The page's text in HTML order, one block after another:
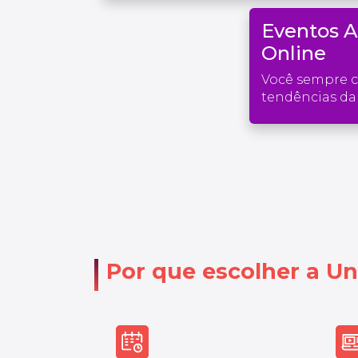
Eventos
Online
Você sempre
tendências da
Por que escolher a